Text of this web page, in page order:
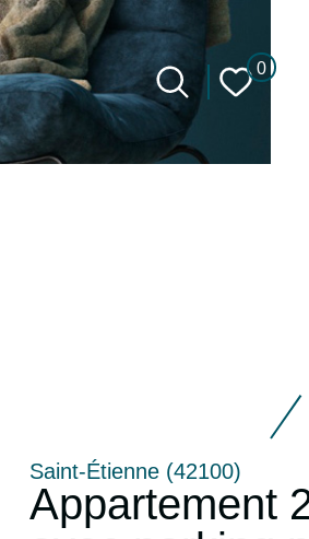
0
Saint-Étienne (42100)
Appartement